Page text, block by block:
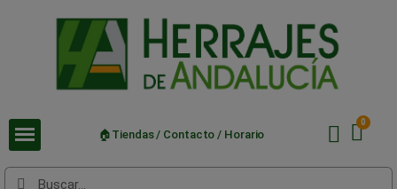
🏠Tiendas / Contacto / Horario